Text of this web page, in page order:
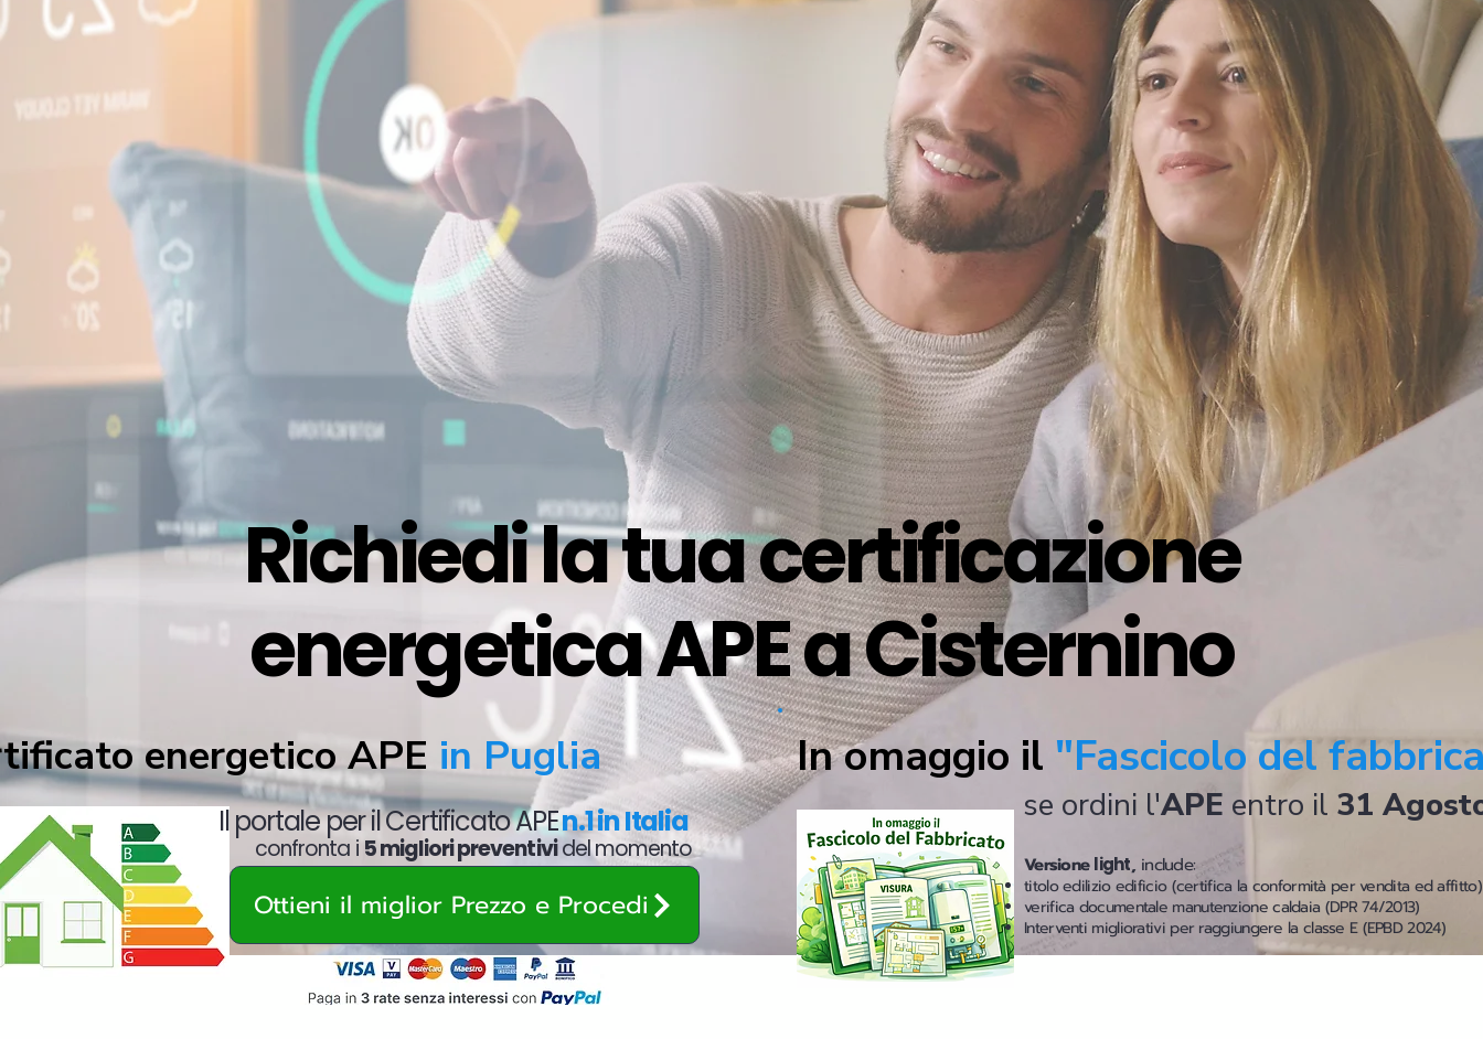
Richiedi la tua certificazione
energetica APE a Cisternino
energetico APE in Puglia
Ottieni il miglior Prezzo e Procedi
Il portale per il Certificato APEn.1 in Italia
confronta i 5 migliori preventividel momento
In omaggio il "Fascicolo del
se ordini l'APE entro il 31
Versionelight,include:
titolo edilizio edificio (certifica la conformità per vendita ed affitto)
verifica documentale manutenzione caldaia (DPR 74/2013)
Interventi migliorativi per raggiungere la classe E (EPBD 2024)